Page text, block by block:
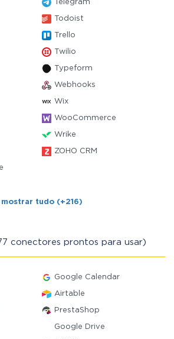
Telegram
Todoist
Trello
Twilio
Typeform
Webhooks
Wix
WooCommerce
Wrike
ZOHO CRM
mostrar tudo (+216)
conectores prontos para usar)
Google Calendar
Airtable
PrestaShop
Google Drive